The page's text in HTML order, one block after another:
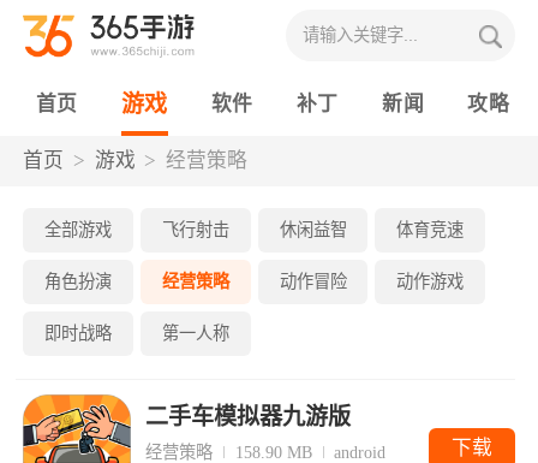
首页 游戏 软件 补丁 新闻 攻略
首页 游戏 经营策略
全部游戏 飞行射击 休闲益智 体育竞速
角色扮演 经营策略 动作冒险 动作游戏
即时战略 第一人称
二手车模拟器九游版
经营策略 158.90 MB
android
下载